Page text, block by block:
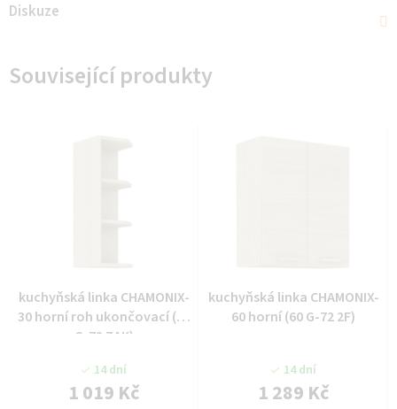
Diskuze
Související produkty
kuchyňská linka CHAMONIX-
30 horní roh ukončovací (30
G-72 ZAK)
14 dní
1 019 Kč
kuchyňská linka CHAMONIX-
60 horní (60 G-72 2F)
14 dní
1 289 Kč